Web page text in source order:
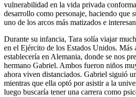
vulnerabilidad en la vida privada
desarrollo como personaje, haciendo que
uno de los arcos más matizados e
Durante su infancia, Tara solía viajar
en el Ejército de los Estados Unidos. Más
establecería en Alemania, donde se nos
hermano Gabriel. Ambos fueron niños
ahora viven distanciados. Gabriel siguió
mientras que ella optó por asistir a la
luego buscaría tener una carrera como